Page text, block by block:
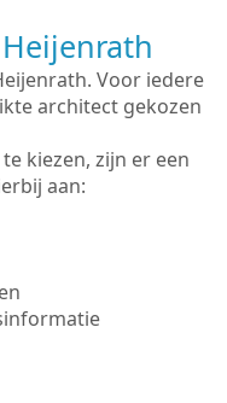
Voor iedere
architect gekozen
kiezen, zijn er een
aan: